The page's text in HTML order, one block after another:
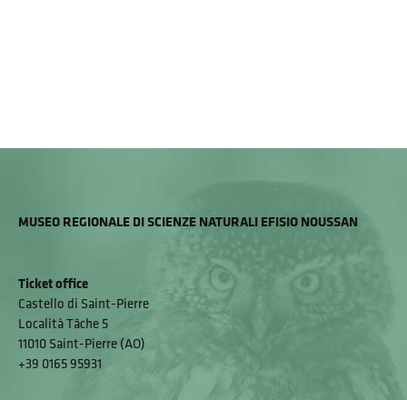
MUSEO REGIONALE DI SCIENZE NATURALI EFISIO NOUSSAN
Ticket office
Castello di Saint-Pierre
Località Tâche 5
11010 Saint-Pierre (AO)
+39 0165 95931